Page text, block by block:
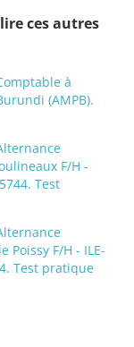
ces autres
à
(AMPB).
F/H -
Test
Poissy F/H - ILE-
Test pratique